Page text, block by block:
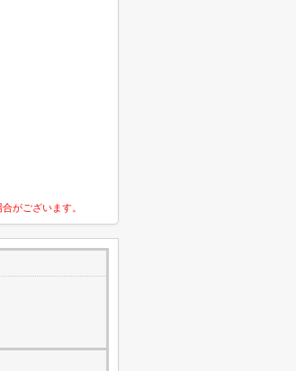
がございます。